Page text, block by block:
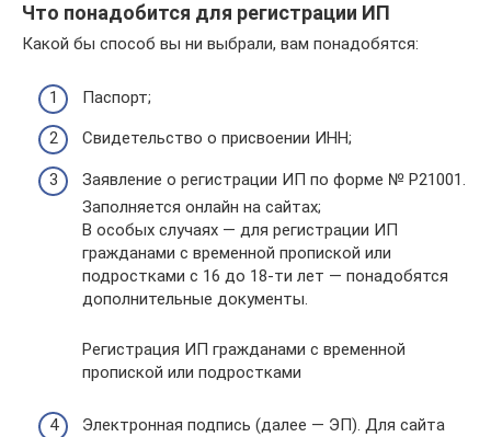
Что понадобится для регистрации ИП
Какой бы способ вы ни выбрали, вам понадобятся:
Паспорт;
Свидетельство о присвоении ИНН;
Заявление о регистрации ИП по форме № Р21001.
Заполняется онлайн на сайтах;
В особых случаях — для регистрации ИП
гражданами с временной пропиской или
подростками с 16 до 18-ти лет — понадобятся
дополнительные документы.
Регистрация ИП гражданами с временной
пропиской или подростками
Электронная подпись (далее — ЭП). Для сайта